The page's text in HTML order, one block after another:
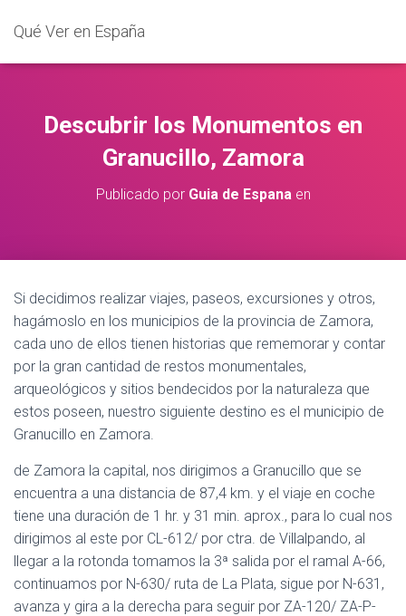
Qué Ver en España
Descubrir los Monumentos en
Granucillo, Zamora
Publicado por Guia de Espanaen
Si decidimos realizar viajes, paseos, excursiones y otros,
hagámoslo en los municipios de la provincia de Zamora,
cada uno de ellos tienen historias que rememorar y contar
por la gran cantidad de restos monumentales,
arqueológicos y sitios bendecidos por la naturaleza que
estos poseen, nuestro siguiente destino es el municipio de
Granucillo en Zamora.
de Zamora la capital, nos dirigimos a Granucillo que se
encuentra a una distancia de 87,4 km. y el viaje en coche
tiene una duración de 1 hr. y 31 min. aprox., para lo cual nos
dirigimos al este por CL-612/ por ctra. de Villalpando, al
llegar a la rotonda tomamos la 3ª salida por el ramal A-66,
continuamos por N-630/ ruta de La Plata, sigue por N-631,
avanza y gira a la derecha para seguir por ZA-120/ ZA-P-